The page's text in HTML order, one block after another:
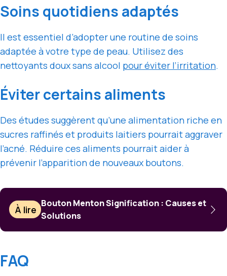
Soins quotidiens adaptés
Il est essentiel d’adopter une routine de soins
adaptée à votre type de peau. Utilisez des
nettoyants doux sans alcool pour éviter l’irritation.
Éviter certains aliments
Des études suggèrent qu’une alimentation riche en
sucres raffinés et produits laitiers pourrait aggraver
l’acné. Réduire ces aliments pourrait aider à
prévenir l’apparition de nouveaux boutons.
À lire
Bouton Menton Signification : Causes et
Solutions
FAQ